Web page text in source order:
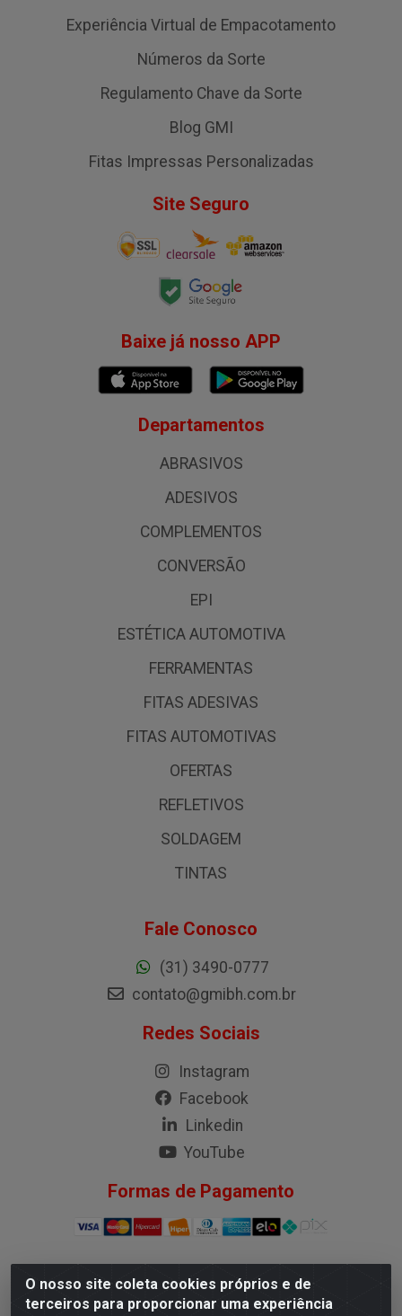
O nosso site coleta cookies próprios e de
terceiros para proporcionar uma experiência
Experiência Virtual de Empacotamento
Números da Sorte
Regulamento Chave da Sorte
Blog GMI
Fitas Impressas Personalizadas
Site Seguro
Baixe já nosso APP
Departamentos
ABRASIVOS
ADESIVOS
COMPLEMENTOS
CONVERSÃO
EPI
ESTÉTICA AUTOMOTIVA
FERRAMENTAS
FITAS ADESIVAS
FITAS AUTOMOTIVAS
OFERTAS
REFLETIVOS
SOLDAGEM
TINTAS
Fale Conosco
(31) 3490-0777
contato@gmibh.com.br
Redes Sociais
Instagram
Facebook
Linkedin
YouTube
Formas de Pagamento
G.M.I. Distribuidora LTDA - Rua Conselheiro Pena, 50 -